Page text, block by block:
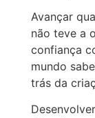
Avançar
não teve a
confiança
mundo
trás da